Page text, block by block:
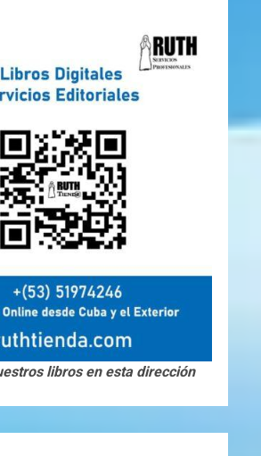
libros en esta dirección